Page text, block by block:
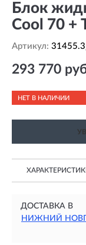
Блок
Cool 70 +
Артикул:
293 770
НЕТ В НАЛИЧИИ
ДОСТАВКА В
НИЖНИЙ